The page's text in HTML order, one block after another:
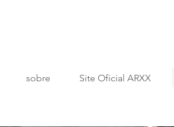
sobre Site Oficial ARXX